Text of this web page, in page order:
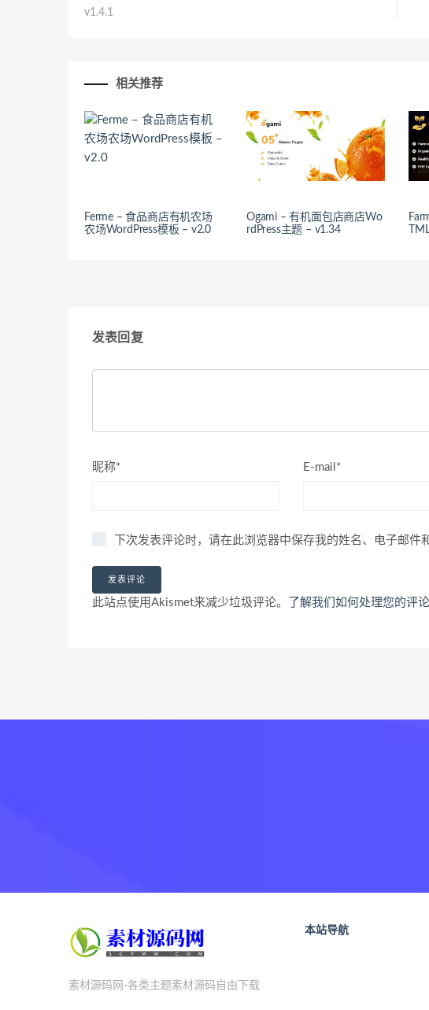
v1.4.1
相关推荐
Ferme – 食品商店有机农场
农场WordPress模板 – v2.0
Ogami – 有机面包店商店Wo
rdPress主题 – v1.34
发表回复
昵称* E-mail*
下次发表评论时，请在此浏览器中保存我的姓名、电子邮件
此站点使用Akismet来减少垃圾评论。 了解我们如何处理您的评
素材源码网-各类主题素材源码自由下载
本站导航